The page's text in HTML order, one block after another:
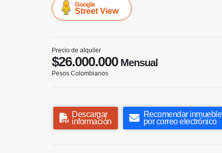
Google
Street View
Precio de alquiler
$26.000.000Mensual
Pesos Colombianos
Descargar
información
Recomendar inmueble
por correo electrónico